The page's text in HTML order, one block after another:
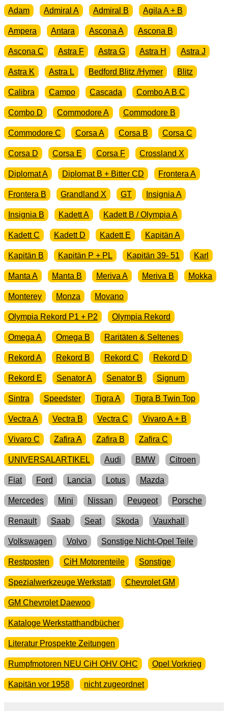
Adam Admiral A Admiral B Agila A + B
Ampera Antara Ascona A Ascona B
Ascona C Astra F Astra G Astra H Astra J
Astra K Astra L Bedford Blitz /Hymer Blitz
Calibra Campo Cascada Combo A B C
Combo D Commodore A Commodore B
Commodore C Corsa A Corsa B Corsa C
Corsa D Corsa E Corsa F Crossland X
Diplomat A Diplomat B + Bitter CD Frontera A
Frontera B Grandland X GT Insignia A
Insignia B Kadett A Kadett B / Olympia A
Kadett C Kadett D Kadett E Kapitän A
Kapitän B Kapitän P + PL Kapitän 39- 51 Karl
Manta A Manta B Meriva A Meriva B Mokka
Monterey Monza Movano
Olympia Rekord P1 + P2 Olympia Rekord
Omega A Omega B Raritäten & Seltenes
Rekord A Rekord B Rekord C Rekord D
Rekord E Senator A Senator B Signum
Sintra Speedster Tigra A Tigra B Twin Top
Vectra A Vectra B Vectra C Vivaro A + B
Vivaro C Zafira A Zafira B Zafira C
UNIVERSALARTIKEL Audi BMW Citroen
Fiat Ford Lancia Lotus Mazda
Mercedes Mini Nissan Peugeot Porsche
Renault Saab Seat Skoda Vauxhall
Volkswagen Volvo Sonstige Nicht-Opel Teile
Restposten CiH Motorenteile Sonstige
Spezialwerkzeuge Werkstatt Chevrolet GM
GM Chevrolet Daewoo
Kataloge Werkstatthandbücher
Literatur Prospekte Zeitungen
Rumpfmotoren NEU CiH OHV OHC Opel Vorkrieg
Kapitän vor 1958 nicht zugeordnet